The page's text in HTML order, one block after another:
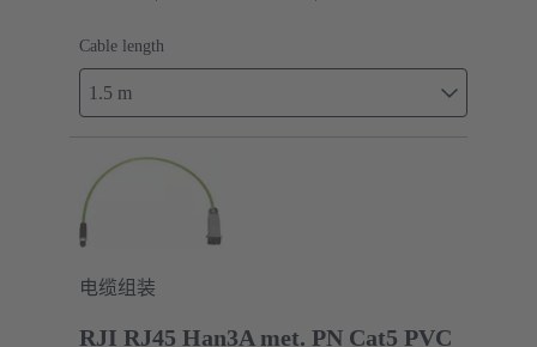
Cable length
1.5 m
电缆组装
RJI RJ45 Han3A met. PN Cat5 PVC